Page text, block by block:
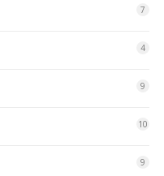
7
4
9
10
9